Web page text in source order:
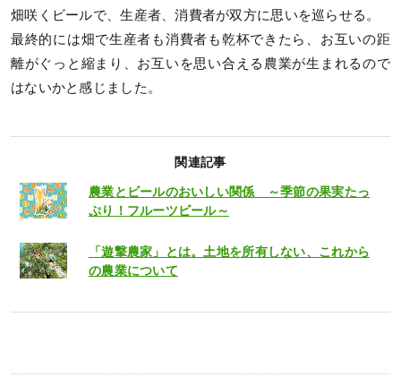
畑咲くビールで、生産者、消費者が双方に思いを巡らせる。
最終的には畑で生産者も消費者も乾杯できたら、お互いの距
離がぐっと縮まり、お互いを思い合える農業が生まれるので
はないかと感じました。
関連記事
農業とビールのおいしい関係 ～季節の果実たっ
ぷり！フルーツビール～
「遊撃農家」とは。土地を所有しない、これから
の農業について